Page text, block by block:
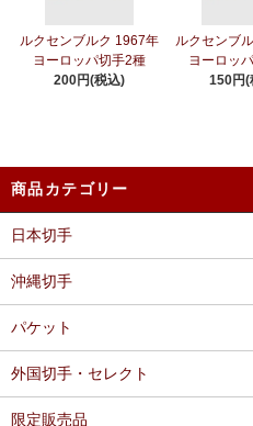
ルクセンブルク 1967年
ヨーロッパ切手2種
200円(税込)
ルクセンブ
ヨーロッ
150円(
商品カテゴリー
日本切手
沖縄切手
パケット
外国切手・セレクト
限定販売品